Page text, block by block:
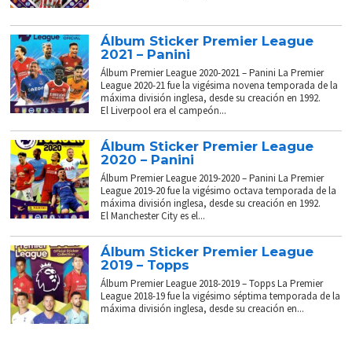
Álbum Sticker Premier League
2021 – Panini
Álbum Premier League 2020-2021 – Panini La Premier
League 2020-21 fue la vigésima novena temporada de la
máxima división inglesa, desde su creación en 1992.
El Liverpool era el campeón...
Álbum Sticker Premier League
2020 – Panini
Álbum Premier League 2019-2020 – Panini La Premier
League 2019-20 fue la vigésimo octava temporada de la
máxima división inglesa, desde su creación en 1992.
El Manchester City es el...
Álbum Sticker Premier League
2019 – Topps
Álbum Premier League 2018-2019 – Topps La Premier
League 2018-19 fue la vigésimo séptima temporada de la
máxima división inglesa, desde su creación en...